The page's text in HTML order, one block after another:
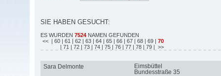
SIE HABEN GESUCHT:
ES WURDEN 7524 NAMEN GEFUNDEN
<< | 60 | 61 | 62 | 63 | 64 | 65 | 66 | 67 | 68 | 69 | 70
| 71 | 72 | 73 | 74 | 75 | 76 | 77 | 78 | 79 | >>
Sara Delmonte
Eimsbüttel
Bundesstraße 35